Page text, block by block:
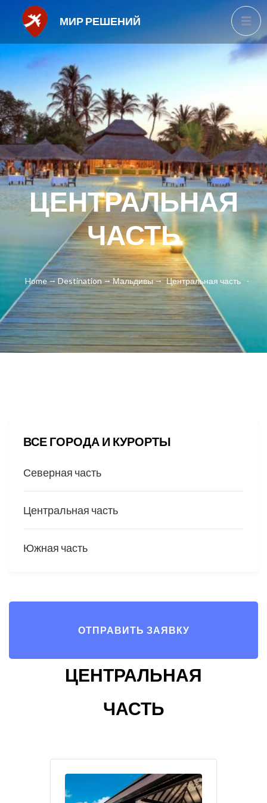
МИР РЕШЕНИЙ
ЦЕНТРАЛЬНАЯ
ЧАСТЬ
Home Destination Мальдивы Центральная часть
ВСЕ ГОРОДА И КУРОРТЫ
Северная часть
Центральная часть
Южная часть
ОТПРАВИТЬ ЗАЯВКУ
ЦЕНТРАЛЬНАЯ
ЧАСТЬ